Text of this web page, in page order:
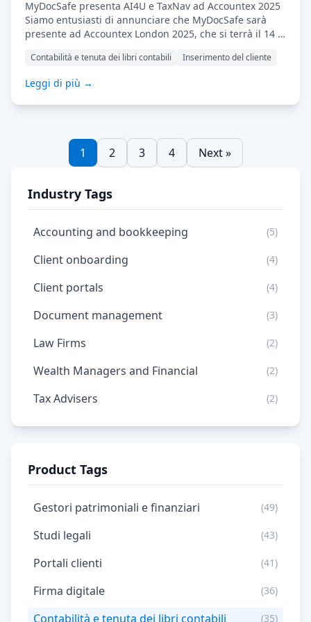
MyDocSafe presenta AI4U e TaxNav ad Accountex 2025
Siamo entusiasti di annunciare che MyDocSafe sarà
presente ad Accountex London 2025, che si terrà il 14 e
allo stand 1615 per scoprire le nostre ultime
innovazioni pensate per potenziare i commercialisti e i
loro clienti. Vi presentiamo AI4U e Cora: il vostro
assistente AI personalizzato […] Leggi di più…
Contabilità e tenuta dei libri contabili Inserimento del cliente
Leggi di più →
1 2 3 4 Next »
Industry Tags
Accounting and bookkeeping (5)
Client onboarding (4)
Client portals (4)
Document management (3)
Law Firms (2)
Wealth Managers and Financial (2)
Tax Advisers (2)
Product Tags
Gestori patrimoniali e finanziari (49)
Studi legali (43)
Portali clienti (41)
Firma digitale (36)
Contabilità e tenuta dei libri contabili (35)